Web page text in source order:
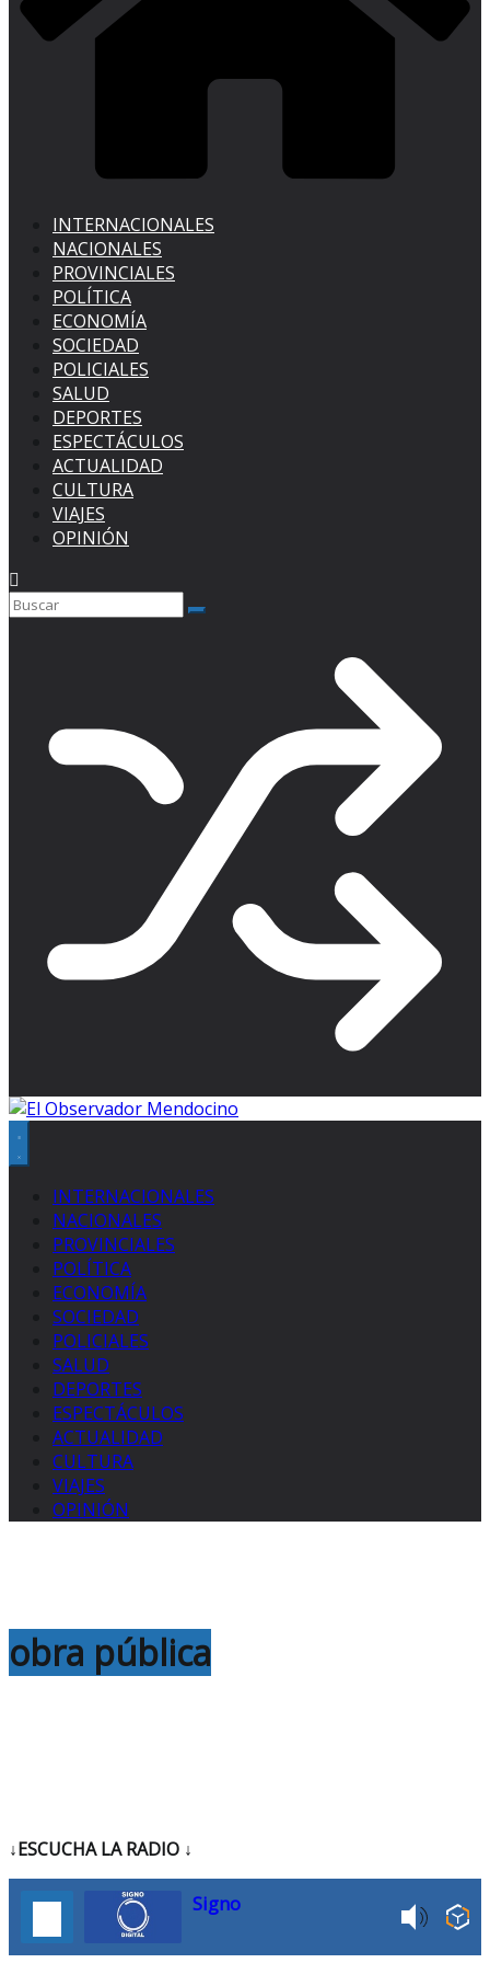
INTERNACIONALES
NACIONALES
PROVINCIALES
POLÍTICA
ECONOMÍA
SOCIEDAD
POLICIALES
SALUD
DEPORTES
ESPECTÁCULOS
ACTUALIDAD
CULTURA
VIAJES
OPINIÓN
INTERNACIONALES
NACIONALES
PROVINCIALES
POLÍTICA
ECONOMÍA
SOCIEDAD
POLICIALES
SALUD
DEPORTES
ESPECTÁCULOS
ACTUALIDAD
CULTURA
VIAJES
OPINIÓN
obra pública
↓ESCUCHA LA RADIO ↓
Signo